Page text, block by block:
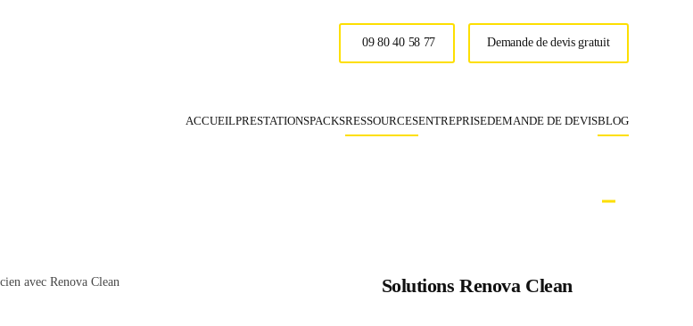
09 80 40 58 77 Demande de devis gratuit
ACCUEILPRESTATIONSPACKSRESSOURCESENTREPRISEDEMANDE DE DEVISBLOG
avec Renova Clean Solutions Renova Clean